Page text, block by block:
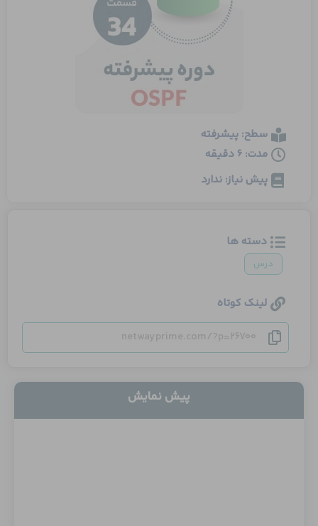
پیش نمایش
سطح: پیشرفته
مدت: 6 دقیقه
پیش نیاز: ندارد
دسته ها
درس
لینک کوتاه
netwayprime.com/?p=26700